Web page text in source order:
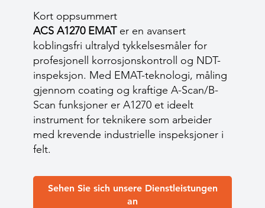
Kort oppsummert
ACS A1270 EMATer en avansert
koblingsfri ultralyd tykkelsesmåler for
profesjonell korrosjonskontroll og NDT-
inspeksjon. Med EMAT-teknologi, måling
gjennom coating og kraftige A-Scan/B-
Scan funksjoner er A1270 et ideelt
instrument for teknikere som arbeider
med krevende industrielle inspeksjoner i
felt.
Sehen Sie sich unsere Dienstleistungen
an